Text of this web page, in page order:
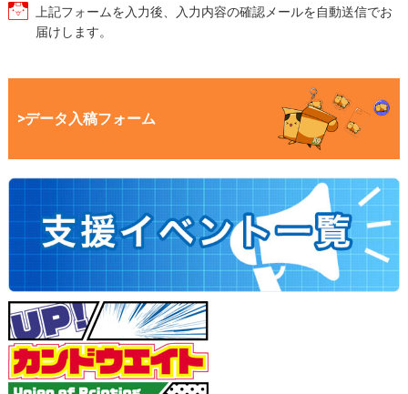
上記フォームを入力後、入力内容の確認メールを自動送信でお
届けします。
>データ入稿フォーム